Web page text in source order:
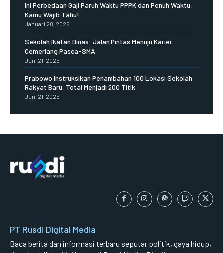
Ini Perbedaan Gaji Paruh Waktu PPPK dan Penuh Waktu,
Kamu Wajib Tahu!
Januari 28, 2026
Sekolah Ikatan Dinas: Jalan Pintas Menuju Karier
Cemerlang Pasca-SMA
Juni 21, 2025
Prabowo Instruksikan Penambahan 100 Lokasi Sekolah
Rakyat Baru, Total Menjadi 200 Titik
Juni 21, 2025
PT Rusdi Digital Media
Baca berita dan informasi terbaru seputar politik, gaya hidup,